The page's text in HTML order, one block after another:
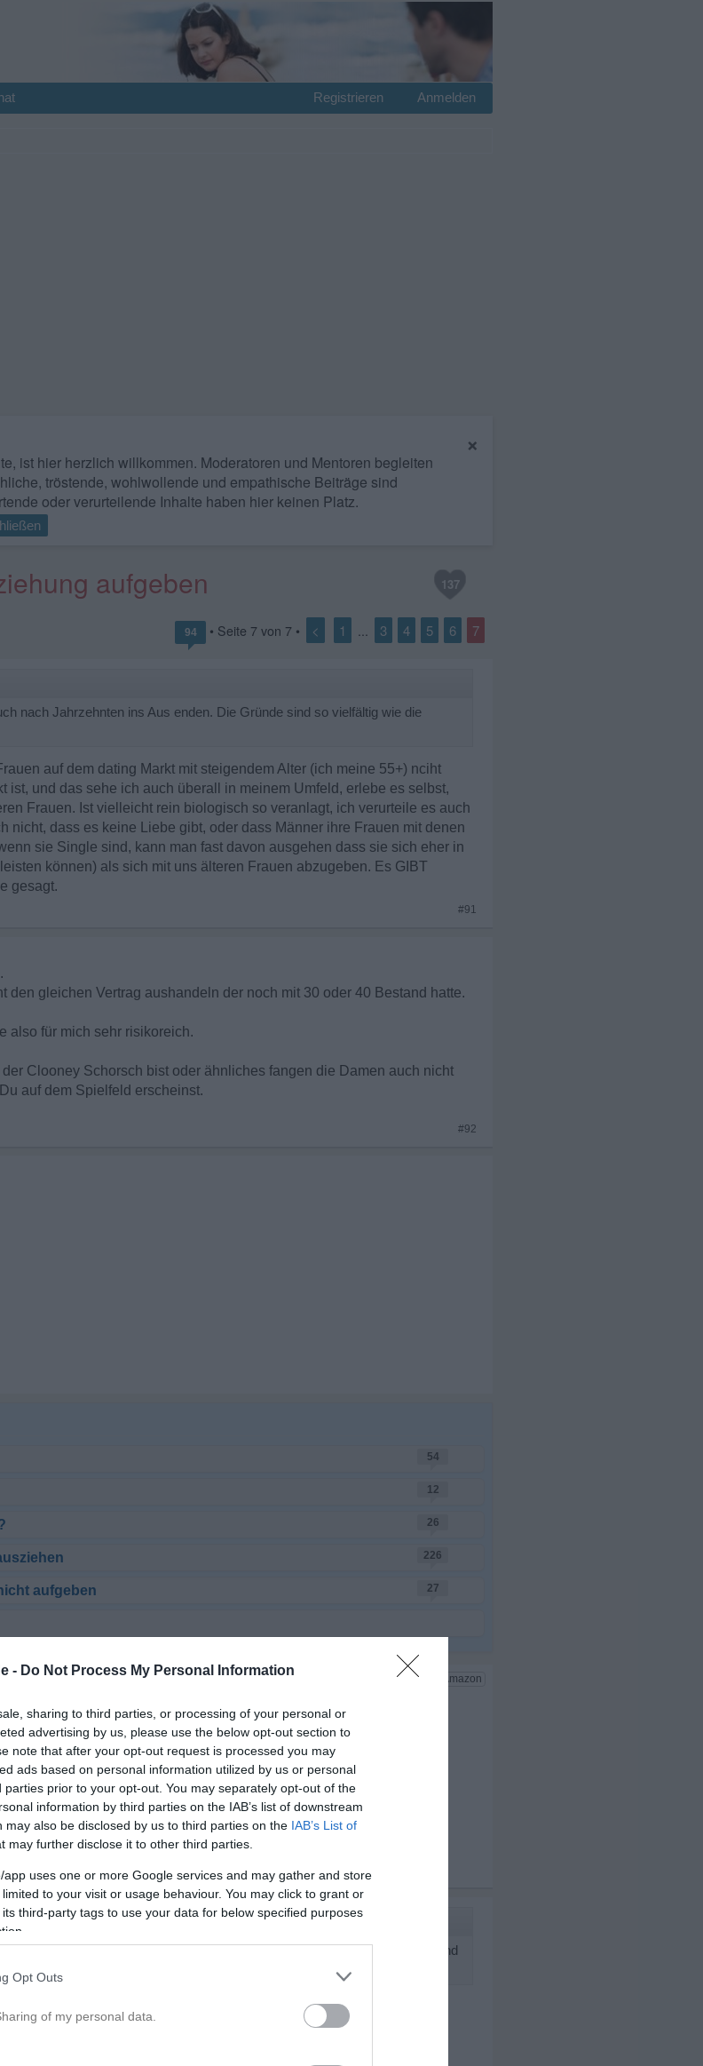
- Do Not Process My Personal Information
sharing to third parties, or processing of your personal or
advertising by us, please use the below opt-out section to
note that after your opt-out request is processed you may
ads based on personal information utilized by us or personal
parties prior to your opt-out. You may separately opt-out of the
information by third parties on the IAB’s list of downstream
may also be disclosed by us to third parties on the IAB’s List of
may further disclose it to other third parties.
uses one or more Google services and may gather and store
to your visit or usage behaviour. You may click to grant or
third-party tags to use your data for below specified purposes
Opt Outs
of my personal data.
Anmelden
Registrieren
×
ist hier herzlich willkommen. Moderatoren und Mentoren begleiten
tröstende, wohlwollende und empathische Beiträge sind
oder verurteilende Inhalte haben hier keinen Platz.
137
aufgeben
94 • Seite 7 von 7 • < 1 ... 3 4 5 6 7
nach Jahrzehnten ins Aus enden. Die Gründe sind so vielfältig wie die
auf dem dating Markt mit steigendem Alter (ich meine 55+) nciht
ist, und das sehe ich auch überall in meinem Umfeld, erlebe es selbst,
Frauen. Ist vielleicht rein biologisch so veranlagt, ich verurteile es auch
nicht, dass es keine Liebe gibt, oder dass Männer ihre Frauen mit denen
sie Single sind, kann man fast davon ausgehen dass sie sich eher in
können) als sich mit uns älteren Frauen abzugeben. Es GIBT
gesagt.
#91
den gleichen Vertrag aushandeln der noch mit 30 oder 40 Bestand hatte.
also für mich sehr risikoreich.
Clooney Schorsch bist oder ähnliches fangen die Damen auch nicht
auf dem Spielfeld erscheinst.
#92
54
12
26
226
aufgeben 27
Beziehung aufgeben
Schorsch bist oder ähnliches fangen die Damen auch nicht zwingend
erscheinst.
nicht sagen...
verzückt sind.